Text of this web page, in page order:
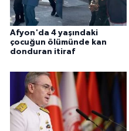
Afyon'da 4 yaşındaki
çocuğun ölümünde kan
donduran itiraf